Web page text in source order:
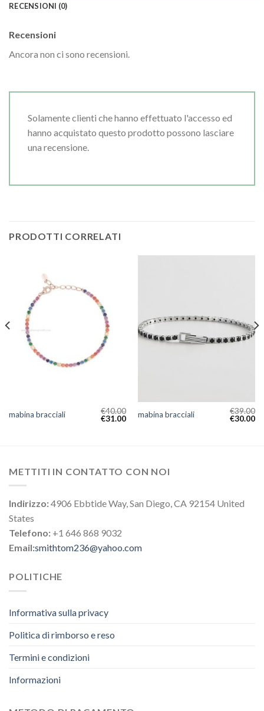
RECENSIONI (0)
Recensioni
Ancora non ci sono recensioni.
Solamente clienti che hanno effettuato l'accesso ed
hanno acquistato questo prodotto possono lasciare
una recensione.
PRODOTTI CORRELATI
mabina bracciali €40.00
€31.00 mabina bracciali €39.00
€30.00
METTITI IN CONTATTO CON NOI
Indirizzo:4906 Ebbtide Way, San Diego, CA 92154 United
States
Telefono: +1 646 868 9032
Email:smithtom236@yahoo.com
POLITICHE
Informativa sulla privacy
Politica di rimborso e reso
Termini e condizioni
Informazioni